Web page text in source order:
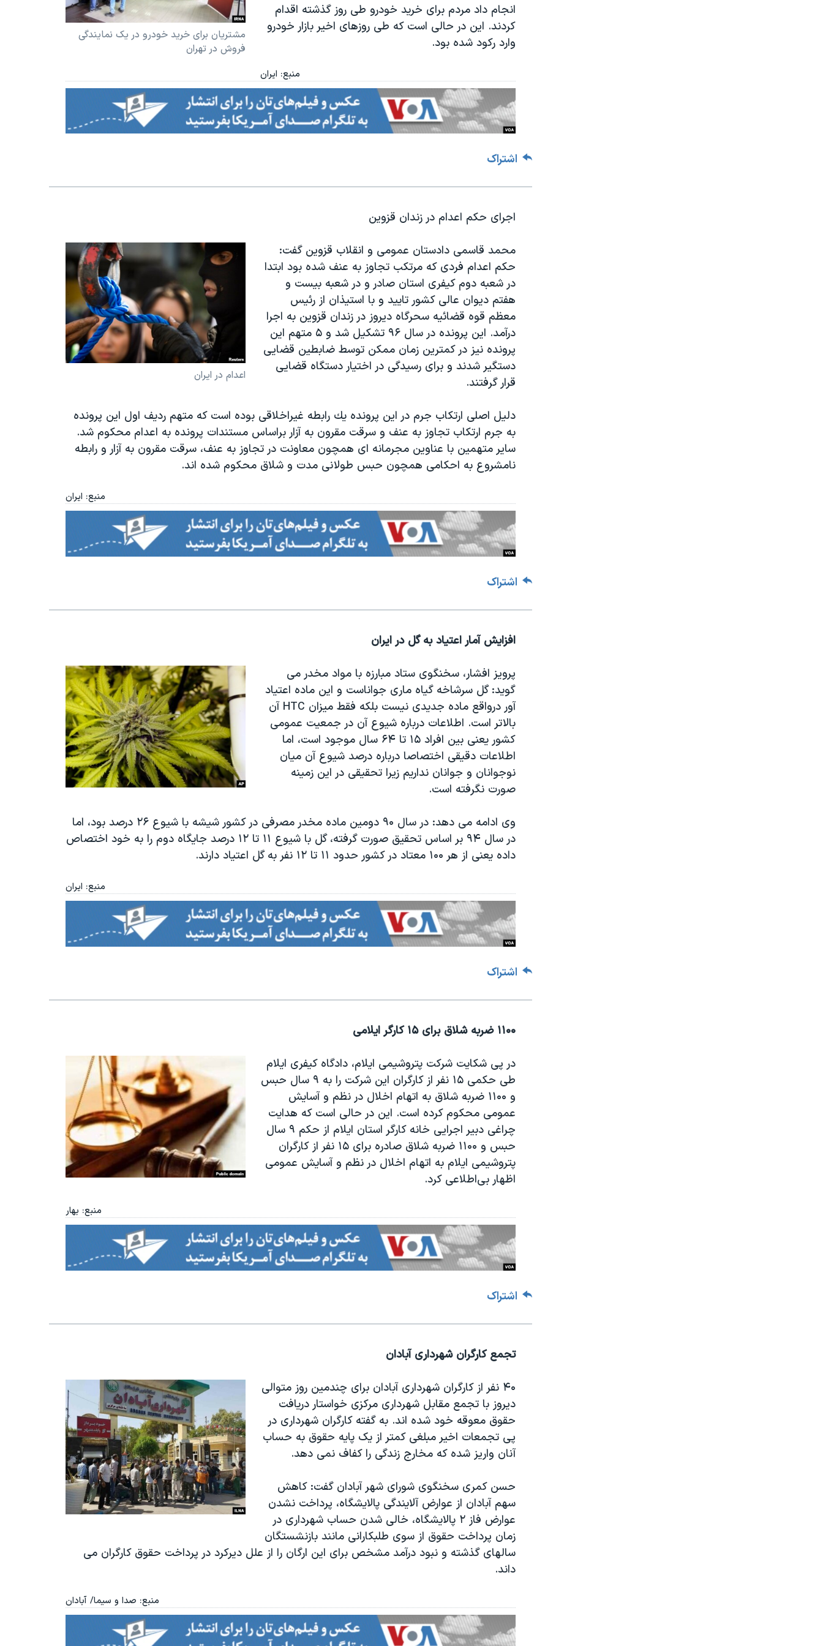
مشتریان برای خرید خودرو در یک نمایندگی
فروش در تهران
انجام داد مردم برای خرید خودرو طی روز گذشته اقدام
كردند. این در حالی است كه طی روزهای اخیر بازار خودرو
وارد ركود شده بود.
منبع: ایران
اشتراک
اجرای حکم اعدام در زندان قزوین
اعدام در ایران
محمد قاسمی دادستان عمومی و انقلاب قزوین گفت:
حكم اعدام فردی كه مرتكب تجاوز به عنف شده بود ابتدا
در شعبه دوم كیفری استان صادر و در شعبه بیست و
هفتم دیوان عالی كشور تایید و با استیذان از رئیس
معظم قوه قضائیه سحرگاه دیروز در زندان قزوین به اجرا
درآمد. این پرونده در سال ۹۶ تشكیل شد و ۵ متهم این
پرونده نیز در كمترین زمان ممكن توسط ضابطین قضایی
دستگیر شدند و برای رسیدگی در اختیار دستگاه قضایی
قرار گرفتند.
دلیل اصلی ارتكاب جرم در این پرونده یك رابطه غیراخلاقی بوده است كه متهم ردیف اول این پرونده
به جرم ارتكاب تجاوز به عنف و سرقت مقرون به آزار براساس مستندات پرونده به اعدام محكوم شد.
سایر متهمین با عناوین مجرمانه ای همچون معاونت در تجاوز به عنف، سرقت مقرون به آزار و رابطه
نامشروع به احكامی همچون حبس طولانی مدت و شلاق محكوم شده اند.
منبع: ایران
اشتراک
افزایش آمار اعتیاد به گل در ایران
پرویز افشار، سخنگوی ستاد مبارزه با مواد مخدر می
گوید: گل سرشاخه گیاه ماری جواناست و این ماده اعتیاد
آور درواقع ماده جدیدی نیست بلكه فقط میزان HTCآن
بالاتر است. اطلاعات درباره شیوع آن در جمعیت عمومی
كشور یعنی بین افراد ۱۵ تا ۶۴ سال موجود است، اما
اطلاعات دقیقی اختصاصا درباره درصد شیوع آن میان
نوجوانان و جوانان نداریم زیرا تحقیقی در این زمینه
صورت نگرفته است.
وی ادامه می دهد: در سال ۹۰ دومین ماده مخدر مصرفی در كشور شیشه با شیوع ۲۶ درصد بود، اما
در سال ۹۴ بر اساس تحقیق صورت گرفته، گل با شیوع ۱۱ تا ۱۲ درصد جایگاه دوم را به خود اختصاص
داده یعنی از هر ۱۰۰ معتاد در كشور حدود ۱۱ تا ۱۲ نفر به گل اعتیاد دارند
.
منبع: ایران
اشتراک
۱۱۰۰ ضربه شلاق برای ۱۵ کارگر ایلامی
در پی شکایت شرکت پتروشیمی ایلام، دادگاه کیفری ایلام
طی حکمی ۱۵ نفر از کارگران این شرکت را به ۹ سال حبس
و ۱۱۰۰ ضربه شلاق به اتهام اخلال در نظم و آسایش
عمومی محکوم کرده است. این در حالی است که هدایت
چراغی دبیر اجرایی خانه کارگر استان ایلام از حکم ۹ سال
حبس و ۱۱۰۰ ضربه شلاق صادره برای ۱۵ نفر از کارگران
پتروشیمی ایلام به اتهام اخلال در نظم و آسایش عمومی
اظهار بی‌اطلاعی کرد.
منبع: بهار
اشتراک
تجمع کارگران شهرداری آبادان
۴۰ نفر از کارگران شهرداری آبادان برای چندمین روز متوالی
دیروز با تجمع مقابل شهرداری مرکزی خواستار دریافت
حقوق معوقه خود شده اند. به گفته کارگران شهرداری در
پی تجمعات اخیر مبلغی کمتر از یک پایه حقوق به حساب
آنان واریز شده که مخارج زندگی را کفاف نمی دهد.
حسن کمری سخنگوی شورای شهر آبادان گفت: کاهش
سهم آبادان از عوارض آلایندگی پالایشگاه، پرداخت نشدن
عوارض فاز ۲ پالایشگاه، خالی شدن حساب شهرداری در
زمان پرداخت حقوق از سوی طلبکارانی مانند بازنشستگان
سالهای گذشته و نبود درآمد مشخص برای این ارگان را از علل دیرکرد در پرداخت حقوق کارگران می
داند.
منبع: صدا و سیما/ آبادان